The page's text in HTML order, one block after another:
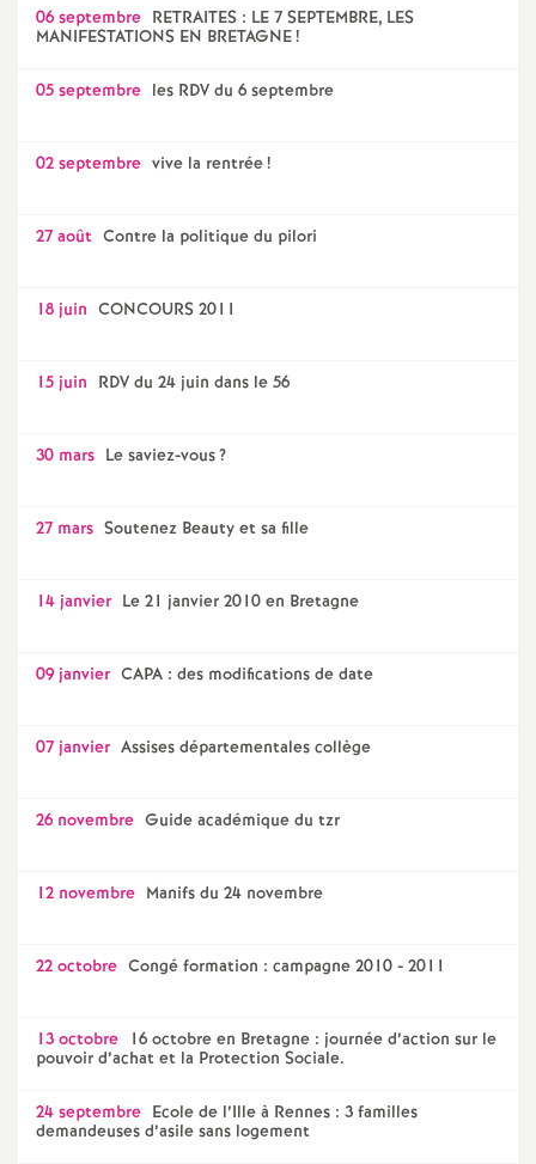
06 septembre RETRAITES : LE 7 SEPTEMBRE, LES
MANIFESTATIONS EN BRETAGNE!
05 septembre les RDV du 6 septembre
02 septembre vive la rentrée!
27 août Contre la politique du pilori
18 juin CONCOURS 2011
15 juin RDV du 24 juin dans le 56
30 mars Le saviez-vous?
27 mars Soutenez Beauty et sa fille
14 janvier Le 21 janvier 2010 en Bretagne
09 janvier CAPA : des modifications de date
07 janvier Assises départementales collège
26 novembre Guide académique du tzr
12 novembre Manifs du 24 novembre
22 octobre Congé formation : campagne 2010 - 2011
13 octobre 16 octobre en Bretagne : journée d’action sur le
pouvoir d’achat et la Protection Sociale.
24 septembre Ecole de l’Ille à Rennes : 3 familles
demandeuses d’asile sans logement